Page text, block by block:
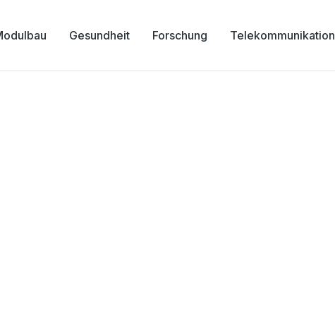
Gesundheit Forschung Telekommunikation